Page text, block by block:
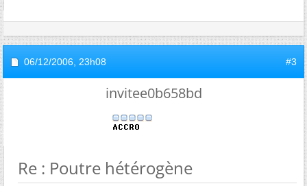
06/12/2006, 23h08 #3
invitee0b658bd
Re : Poutre hétérogène